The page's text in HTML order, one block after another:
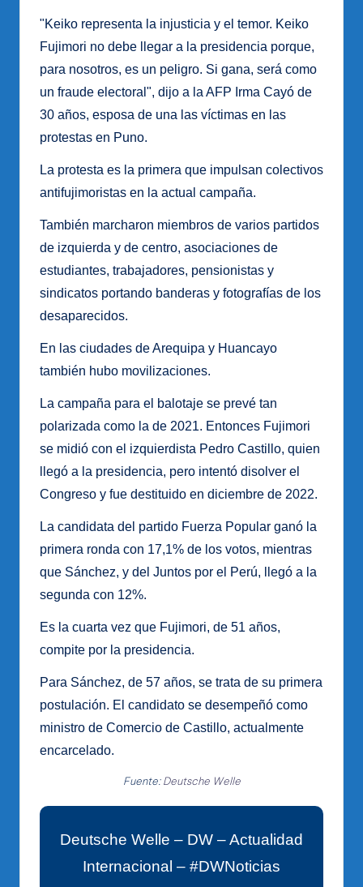
"Keiko representa la injusticia y el temor. Keiko
Fujimori no debe llegar a la presidencia porque,
para nosotros, es un peligro. Si gana, será como
un fraude electoral", dijo a la AFP Irma Cayó de
30 años, esposa de una las víctimas en las
protestas en Puno.
La protesta es la primera que impulsan colectivos
antifujimoristas en la actual campaña.
También marcharon miembros de varios partidos
de izquierda y de centro, asociaciones de
estudiantes, trabajadores, pensionistas y
sindicatos portando banderas y fotografías de los
desaparecidos.
En las ciudades de Arequipa y Huancayo
también hubo movilizaciones.
La campaña para el balotaje se prevé tan
polarizada como la de 2021. Entonces Fujimori
se midió con el izquierdista Pedro Castillo, quien
llegó a la presidencia, pero intentó disolver el
Congreso y fue destituido en diciembre de 2022.
La candidata del partido Fuerza Popular ganó la
primera ronda con 17,1% de los votos, mientras
que Sánchez, y del Juntos por el Perú, llegó a la
segunda con 12%.
Es la cuarta vez que Fujimori, de 51 años,
compite por la presidencia.
Para Sánchez, de 57 años, se trata de su primera
postulación. El candidato se desempeñó como
ministro de Comercio de Castillo, actualmente
encarcelado.
Fuente:Deutsche Welle
Deutsche Welle – DW – Actualidad
Internacional – #DWNoticias